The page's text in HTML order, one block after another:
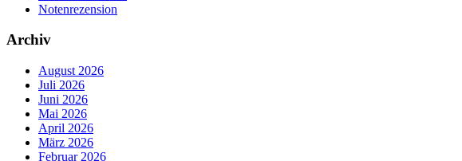
Notenrezension
Archiv
August 2026
Juli 2026
Juni 2026
Mai 2026
April 2026
März 2026
Februar 2026